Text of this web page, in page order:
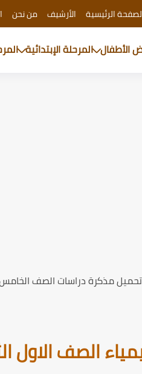
الرئيسية الأرشيف من نحن
الأطفال المرحلة الإبتدائية
تحميل مذكرة دراسات الصف الخامس
الصف الاول